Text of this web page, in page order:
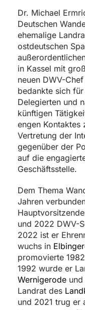
Dr. Michael
Deutschen
ehemalige
ostdeutschen
in Kassel mit
neuen DWV-
bedankte sich
Delegierten und
künftigen
engen Kontaktes
Vertretung der
gegenüber der
auf die
Geschäftsstelle.
Dem Thema
Jahren
und 2022 DWV-
2022 ist er
wuchs in
promovierte
1992 wurde er
Wernigerode
Landrat des
und 2021 trug er